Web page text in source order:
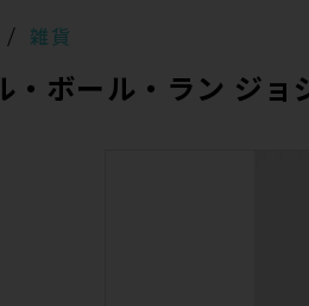
雑貨
・ボール・ラン ジ